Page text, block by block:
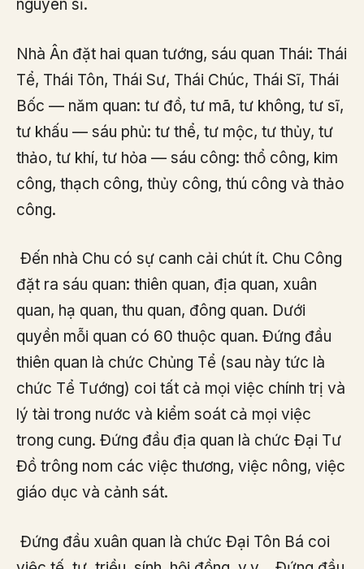
nguyên sĩ.
Nhà Ân đặt hai quan tướng, sáu quan Thái: Thái
Tể, Thái Tôn, Thái Sư, Thái Chúc, Thái Sĩ, Thái
Bốc — năm quan: tư đồ, tư mã, tư không, tư sĩ,
tư khấu — sáu phủ: tư thể, tư mộc, tư thủy, tư
thảo, tư khí, tư hỏa — sáu công: thổ công, kim
công, thạch công, thủy công, thú công và thảo
công.
Đến nhà Chu có sự canh cải chút ít. Chu Công
đặt ra sáu quan: thiên quan, địa quan, xuân
quan, hạ quan, thu quan, đông quan. Dưới
quyền mỗi quan có 60 thuộc quan. Đứng đầu
thiên quan là chức Chủng Tể (sau này tức là
chức Tể Tướng) coi tất cả mọi việc chính trị và
lý tài trong nước và kiểm soát cả mọi việc
trong cung. Đứng đầu địa quan là chức Đại Tư
Đồ trông nom các việc thương, việc nông, việc
giáo dục và cảnh sát.
Đứng đầu xuân quan là chức Đại Tôn Bá coi